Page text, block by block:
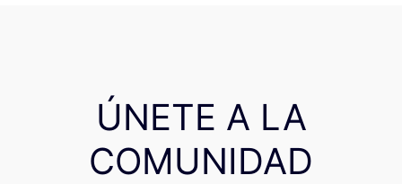
ÚNETE A LA
COMUNIDAD